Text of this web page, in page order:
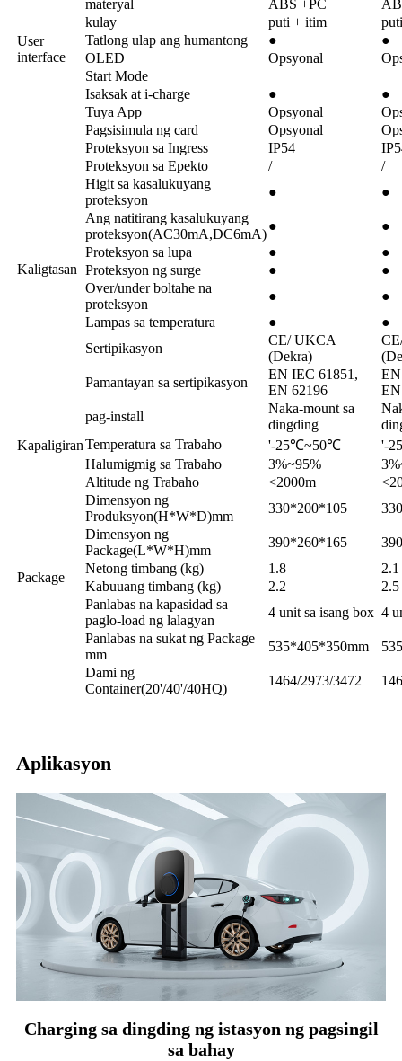
User
interface
materyal ABS +PC
kulay
puti + itim
Tatlong ulap ang humantong
●
●
OLED
Opsyonal
Start Mode
Isaksak at i-charge
●
●
Tuya App
Opsyonal
Pagsisimula ng card
Opsyonal
Kaligtasan
Proteksyon sa Ingress IP54
Proteksyon sa Epekto
/
/
Higit sa kasalukuyang
proteksyon
●
●
Ang natitirang kasalukuyang
proteksyon(AC30mA,DC6mA)
●
●
Proteksyon sa lupa
●
●
Proteksyon ng surge
●
●
Over/under boltahe na
proteksyon
●
●
Lampas sa temperatura
●
●
Sertipikasyon
CE/ UKCA
(Dekra)
Pamantayan sa sertipikasyon
EN IEC 61851,
EN 62196
Kapaligiran
pag-install
Naka-mount sa
dingding
Temperatura sa Trabaho
'-25℃~50℃
'-
Halumigmig sa Trabaho
3%~95%
Altitude ng Trabaho
<2000m
Package
Dimensyon ng
Produksyon(H*W*D)mm
330*200*105
Dimensyon ng
Package(L*W*H)mm
390*260*165
Netong timbang (kg)
1.8
2.1
Kabuuang timbang (kg)
2.2
2.5
Panlabas na kapasidad sa
paglo-load ng lalagyan
4 unit sa isang box 4
Panlabas na sukat ng Package
mm
535*405*350mm
Dami ng
Container(20'/40'/40HQ)
1464/2973/3472
Aplikasyon
Charging sa dingding ng istasyon ng pagsingil
sa bahay